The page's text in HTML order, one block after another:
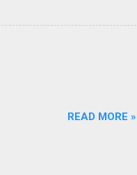
READ MORE »